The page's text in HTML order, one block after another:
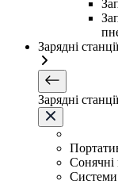
Зарядні
Зарядні
Сонячні
Системи